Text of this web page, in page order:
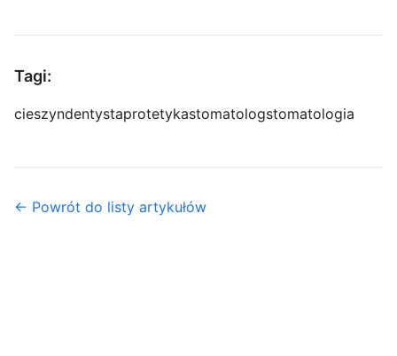
Tagi:
cieszyndentystaprotetykastomatologstomatologia
← Powrót do listy artykułów